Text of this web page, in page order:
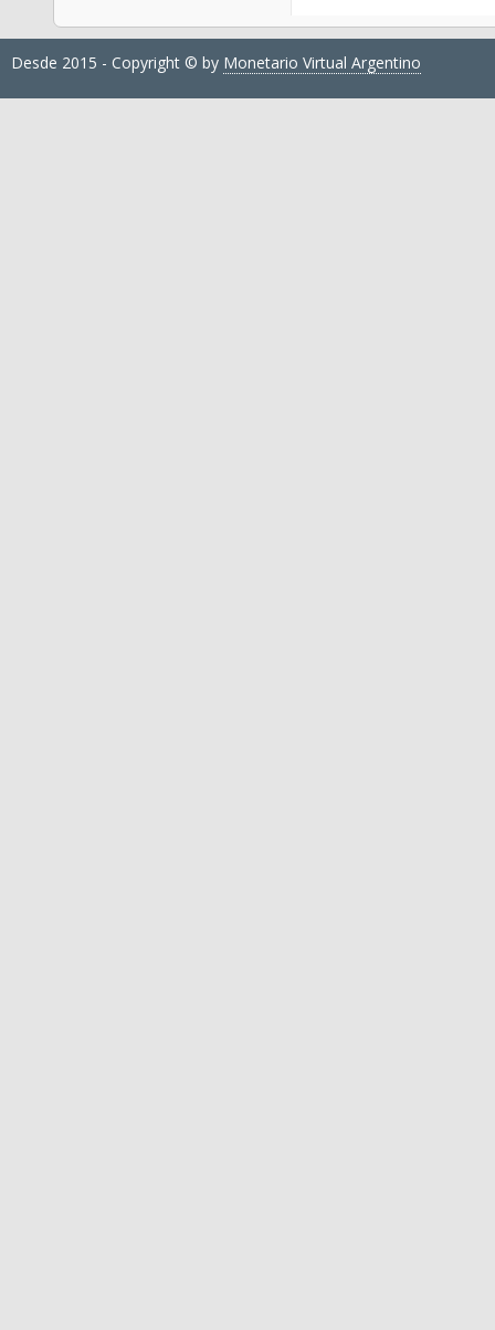
Desde 2015 - Copyright © by Monetario Virtual Argentino